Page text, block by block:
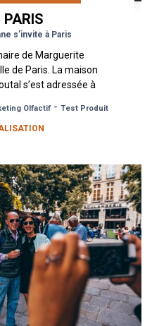
PARIS
s’invite à Paris
de Marguerite
de Paris. La maison
s’est adressée à
Olfactif- Test Produit